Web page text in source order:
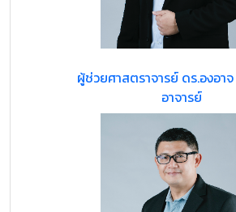
ผู้ช่วยศาสตราจารย์ ดร.องอา
อาจารย์